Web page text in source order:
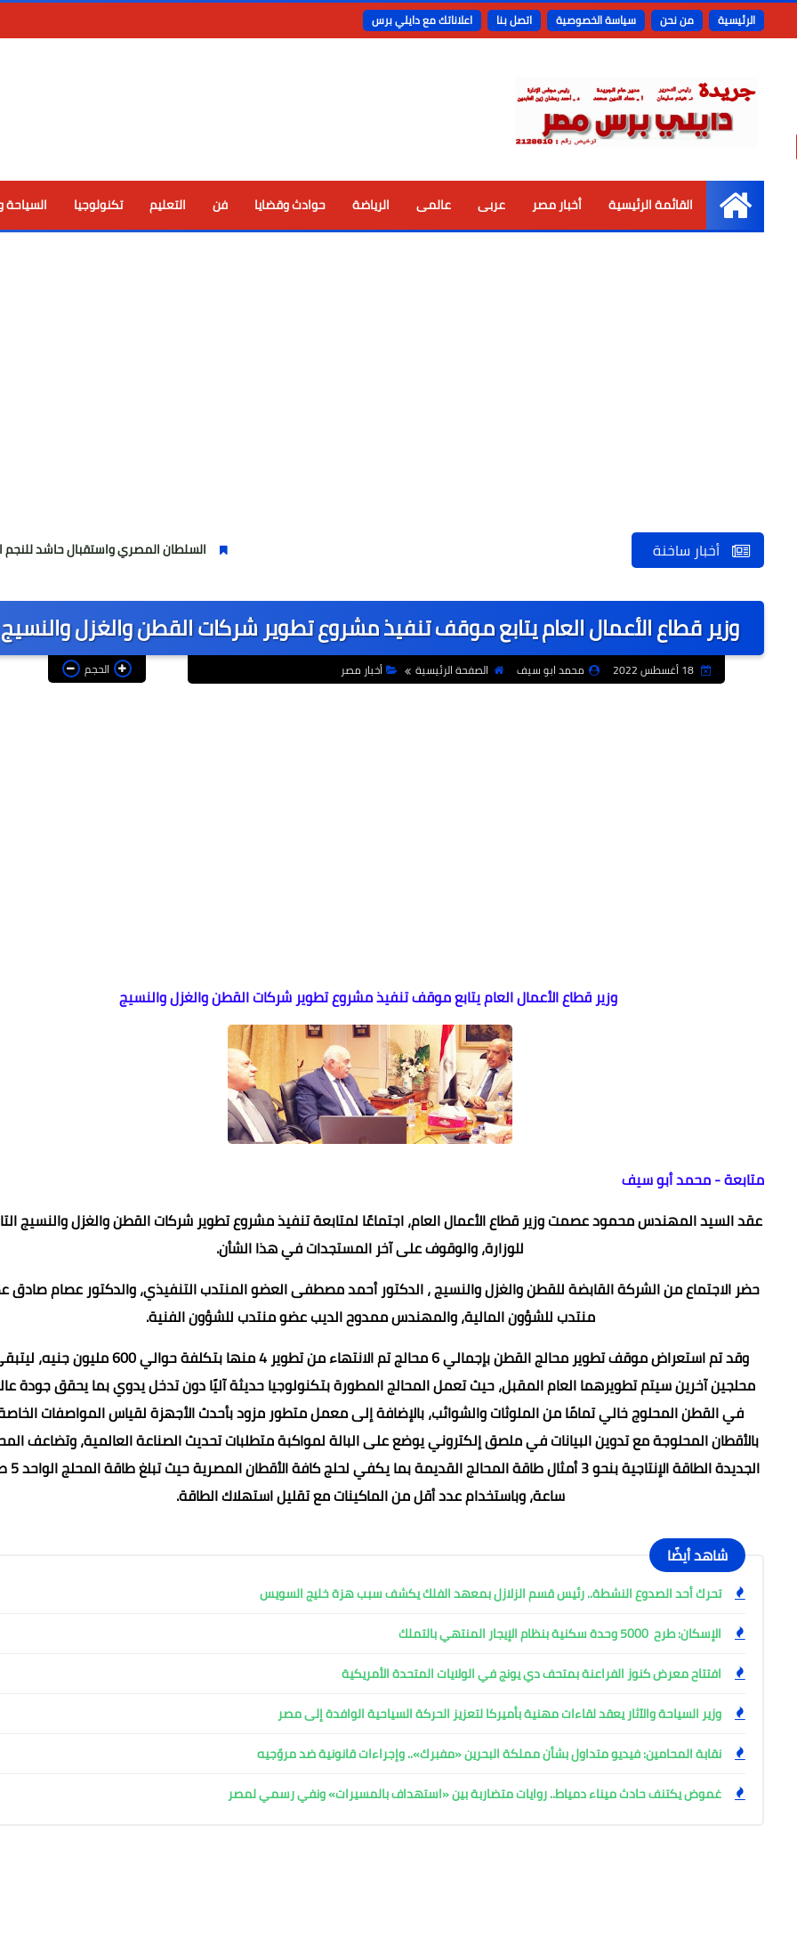
الرئيسية من نحن سياسة الخصوصية اتصل بنا اعلاناتك مع دايلي برس
الرئيسية
القائمة الرئيسية أخبار مصر عربى عالمى الرياضة حوادث وقضايا فن التعليم تكنولوجيا السياحة
أخبار ساخنة السلطان المصري واستقبال حاشد للنجم المصري
وزير قطاع الأعمال العام يتابع موقف تنفيذ مشروع تطوير شركات القطن والغزل والنسيج
18 أغسطس 2022 محمد ابو سيف الصفحة الرئيسية أخبار مصر الحجم
وزير قطاع الأعمال العام يتابع موقف تنفيذ مشروع تطوير شركات القطن والغزل والنسيج
متابعة - محمد أبو سيف
عقد السيد المهندس محمود عصمت وزير قطاع الأعمال العام، اجتماعًا لمتابعة تنفيذ مشروع تطوير شركات القطن والغزل والنسيج
للوزارة، والوقوف على آخر المستجدات في هذا الشأن.
حضر الاجتماع من الشركة القابضة للقطن والغزل والنسيج ، الدكتور أحمد مصطفى العضو المنتدب التنفيذي، والدكتور عصام صادق
منتدب للشؤون المالية، والمهندس ممدوح الديب عضو منتدب للشؤون الفنية.
وقد تم استعراض موقف تطوير محالج القطن بإجمالي 6 محالج تم الانتهاء من تطوير 4 منها بتكلفة حوالي 600 مليون
محلجين آخرين سيتم تطويرهما العام المقبل، حيث تعمل المحالج المطورة بتكنولوجيا حديثة آليًا دون تدخل يدوي بما يحقق جودة
في القطن المحلوج خالي تمامًا من الملوثات والشوائب، بالإضافة إلى معمل متطور مزود بأحدث الأجهزة لقياس المواصفات
بالأقطان المحلوجة مع تدوين البيانات في ملصق إلكتروني يوضع على البالة لمواكبة متطلبات تحديث الصناعة العالمية، وتضاعف
الجديدة الطاقة
ساعة، وباستخدام عدد أقل من الماكينات مع تقليل استهلاك الطاقة.
شاهد أيضًا
تحرك أحد الصدوع النشطة.. رئيس قسم الزلازل بمعهد الفلك يكشف سبب هزة خليج السويس
الإسكان: طرح 5000 وحدة سكنية بنظام الإيجار المنتهي بالتملك
افتتاح معرض كنوز الفراعنة بمتحف دي يونج في الولايات المتحدة الأمريكية
وزير السياحة والآثار يعقد لقاءات مهنية بأميركا لتعزيز الحركة السياحية الوافدة إلى مصر
نقابة المحامين: فيديو متداول بشأن مملكة البحرين «مفبرك».. وإجراءات قانونية ضد مروّجيه
غموض يكتنف حادث ميناء دمياط.. روايات متضاربة بين «استهداف بالمسيرات» ونفي رسمي لمصر
17 مارس 2022
17 مارس 2022
17 مارس 2022
17 مارس 2022
17 مارس 2022